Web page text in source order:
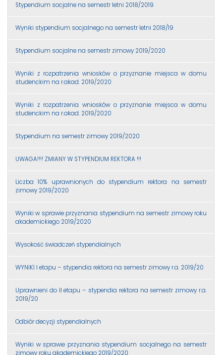
Stypendium socjalne na semestr letni 2018/2019
Wyniki stypendium socjalnego na semestr letni 2018/19
Stypendium socjalne na semestr zimowy 2019/2020
Wyniki z rozpatrzenia wniosków o przyznanie miejsca w domu
studenckim na r.akad. 2019/2020
Wyniki z rozpatrzenia wniosków o przyznanie miejsca w domu
studenckim na r.akad. 2019/2020
Stypendium na semestr zimowy 2019/2020
UWAGA!!!! ZMIANY W STYPENDIUM REKTORA !!!
Liczba 10% uprawnionych do stypendium rektora na semestr
zimowy 2019/2020
Wyniki w sprawie przyznania stypendium na semestr zimowy roku
akademickiego 2019/2020
Wysokość świadczeń stypendialnych
WYNIKI I etapu – stypendia rektora na semestr zimowy r.a. 2019/20
Uprawnieni do II etapu – stypendia rektora na semestr zimowy r.a.
2019/20
Odbiór decyzji stypendialnych
Wyniki w sprawie przyznania stypendium socjalnego na semestr
zimowy roku akademickiego 2019/2020